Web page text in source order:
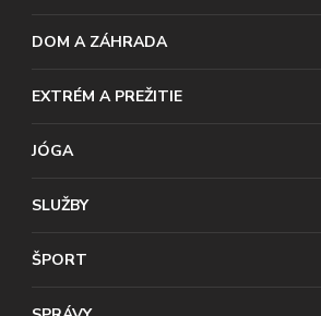
DOM A ZÁHRADA
EXTRÉM A PREŽITIE
JÓGA
SLUŽBY
ŠPORT